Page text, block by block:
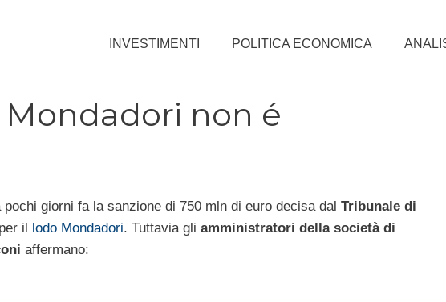
INVESTIMENTI POLITICA ECONOMICA
non é
pochi giorni fa la sanzione di 750 mln di euro decisa dal Tribunale di
per il lodo Mondadori. Tuttavia gli amministratori della società di
affermano: